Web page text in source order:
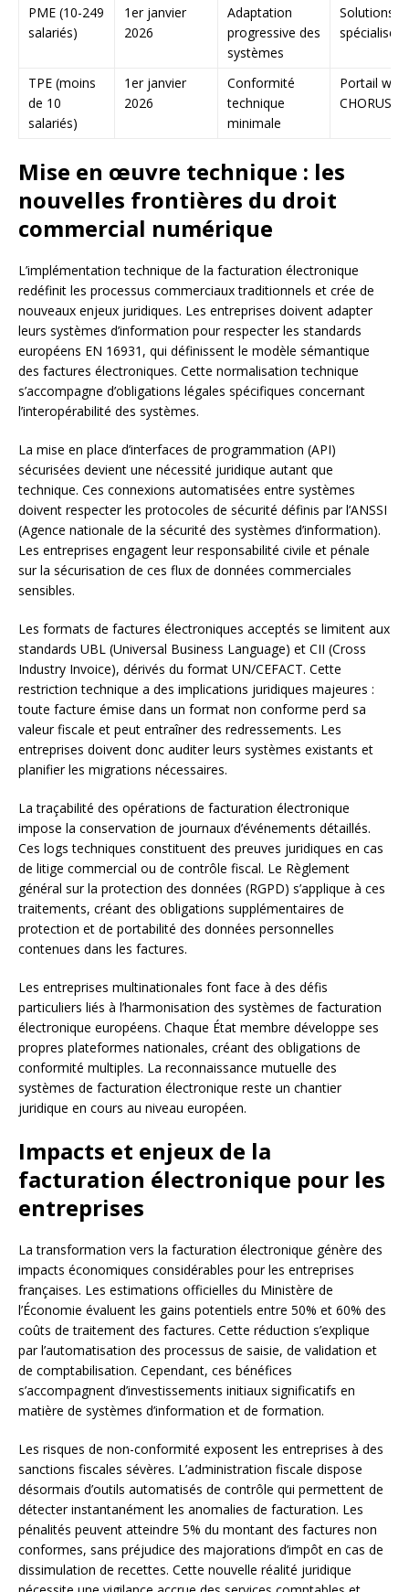
PME (10-249
salariés)
1er janvier
2026
Adaptation
progressive des
systèmes
Solutions
spécialisées
TPE (moins
de 10
salariés)
1er janvier
2026
Conformité
technique
minimale
Portail web
CHORUS
Mise en œuvre technique : les
nouvelles frontières du droit
commercial numérique
L’implémentation technique de la facturation électronique
redéfinit les processus commerciaux traditionnels et crée de
nouveaux enjeux juridiques. Les entreprises doivent adapter
leurs systèmes d’information pour respecter les standards
européens EN 16931, qui définissent le modèle sémantique
des factures électroniques. Cette normalisation technique
s’accompagne d’obligations légales spécifiques concernant
l’interopérabilité des systèmes.
La mise en place d’interfaces de programmation (API)
sécurisées devient une nécessité juridique autant que
technique. Ces connexions automatisées entre systèmes
doivent respecter les protocoles de sécurité définis par l’ANSSI
(Agence nationale de la sécurité des systèmes d’information).
Les entreprises engagent leur responsabilité civile et pénale
sur la sécurisation de ces flux de données commerciales
sensibles.
Les formats de factures électroniques acceptés se limitent aux
standards UBL (Universal Business Language) et CII (Cross
Industry Invoice), dérivés du format UN/CEFACT. Cette
restriction technique a des implications juridiques majeures :
toute facture émise dans un format non conforme perd sa
valeur fiscale et peut entraîner des redressements. Les
entreprises doivent donc auditer leurs systèmes existants et
planifier les migrations nécessaires.
La traçabilité des opérations de facturation électronique
impose la conservation de journaux d’événements détaillés.
Ces logs techniques constituent des preuves juridiques en cas
de litige commercial ou de contrôle fiscal. Le Règlement
général sur la protection des données (RGPD) s’applique à ces
traitements, créant des obligations supplémentaires de
protection et de portabilité des données personnelles
contenues dans les factures.
Les entreprises multinationales font face à des défis
particuliers liés à l’harmonisation des systèmes de facturation
électronique européens. Chaque État membre développe ses
propres plateformes nationales, créant des obligations de
conformité multiples. La reconnaissance mutuelle des
systèmes de facturation électronique reste un chantier
juridique en cours au niveau européen.
Impacts et enjeux de la
facturation électronique pour les
entreprises
La transformation vers la facturation électronique génère des
impacts économiques considérables pour les entreprises
françaises. Les estimations officielles du Ministère de
l’Économie évaluent les gains potentiels entre 50% et 60% des
coûts de traitement des factures. Cette réduction s’explique
par l’automatisation des processus de saisie, de validation et
de comptabilisation. Cependant, ces bénéfices
s’accompagnent d’investissements initiaux significatifs en
matière de systèmes d’information et de formation.
Les risques de non-conformité exposent les entreprises à des
sanctions fiscales sévères. L’administration fiscale dispose
désormais d’outils automatisés de contrôle qui permettent de
détecter instantanément les anomalies de facturation. Les
pénalités peuvent atteindre 5% du montant des factures non
conformes, sans préjudice des majorations d’impôt en cas de
dissimulation de recettes. Cette nouvelle réalité juridique